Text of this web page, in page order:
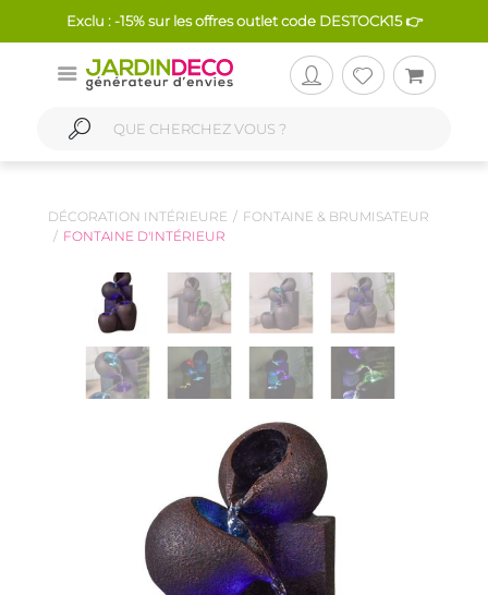
Exclu : -15% sur les offres outlet code DESTOCK15 👉
DÉCORATION INTÉRIEURE
FONTAINE & BRUMISATEUR
FONTAINE D'INTÉRIEUR